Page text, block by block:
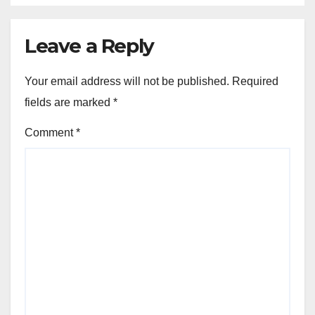
Leave a Reply
Your email address will not be published. Required
fields are marked *
Comment*